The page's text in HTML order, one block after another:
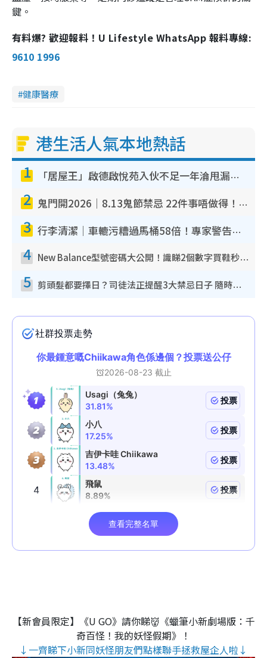
鍵。
有料爆? 歡迎報料！U Lifestyle WhatsApp 報料專線:
9610 1996
健康醫療
港生活人氣本地熱話
1 「居屋王」啟德啟悅苑入伙不足一年淪甩漏之王！插頭噴火花致大停電 多戶業主全屋家電報銷
2 鬼門開2026｜8.13鬼節禁忌 22件事唔做得！燒肉、刺身要少食？半夜勿吹口哨/打呢個電話
3 行李清潔｜車轆污糟過馬桶58倍！專家警告忌用酒精抹 教1招免污手除菌
4 New Balance型號密碼大公開！識睇2個數字買鞋秒知功能免中伏 附5大熱門鞋款
5 剪頭髮都要擇日？司徒法正提醒3大禁忌日子 隨時剪走財運！呢日剪髮恐「剪壽命」？
【新會員限定】《U GO》請你睇👹《蠟筆小新劇場版：千
奇百怪！我的妖怪假期》！
↓一齊睇下小新同妖怪朋友們點樣聯手拯救屋企人啦↓